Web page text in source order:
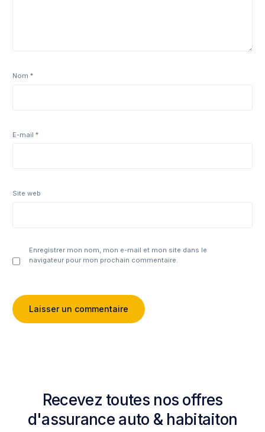
Nom*
E-mail*
Site web
Enregistrer mon nom, mon e-mail et mon site dans le
navigateur pour mon prochain commentaire.
Recevez toutes nos offres
d'assurance auto & habitaiton